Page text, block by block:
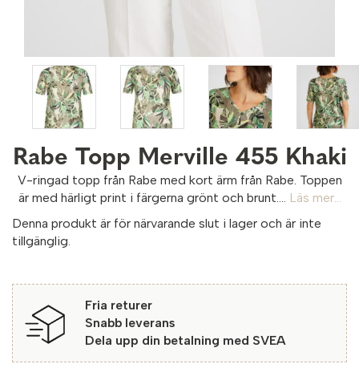
Rabe Topp Merville 455 Khaki
V-ringad topp från Rabe med kort ärm från Rabe. Toppen
är med härligt print i färgerna grönt och brunt....
Läs mer...
Denna produkt är för närvarande slut i lager och är inte
tillgänglig.
Fria returer
Snabb leverans
Dela upp din betalning med SVEA